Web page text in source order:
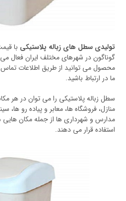
تولیدی سطل های زباله پلاستیکی با
گوناگون در شهرهای مختلف ایران
محصول می توانید از طریق اطلاعات
ما در ارتباط باشید.
سطل زباله پلاستیکی را می توان در هر
منازل، فروشگاه ها، معابر و پیاده رو ها،
مدارس و شهرداری ها از جمله مکان
استفاده قرار می دهند.